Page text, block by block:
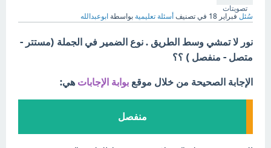
تصويتات
سُئل فبراير 18 في تصنيف أسئلة تعليمية بواسطة ابوعبدالله
نور لا تمشي وسط الطريق . نوع الضمير في الجملة (مستتر -
متصل - منفصل ) ؟؟
الإجابة الصحيحة من خلال موقع بوابة الإجابات هي:
منفصل